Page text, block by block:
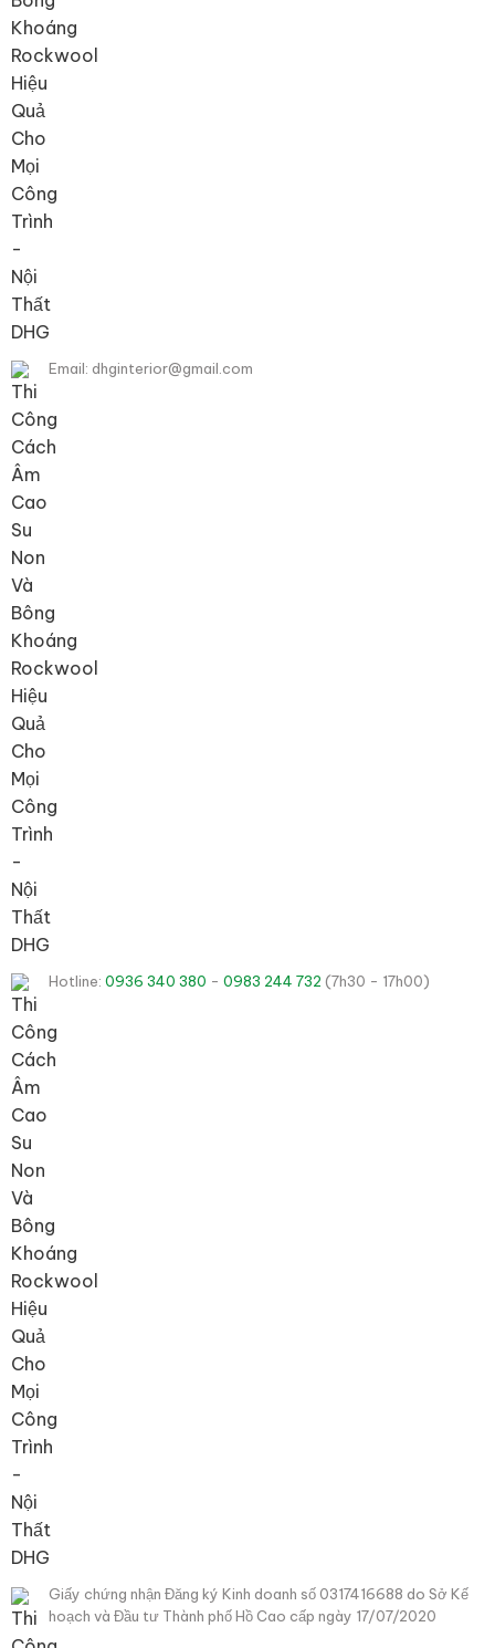
Email: dhginterior@gmail.com
Hotline: 0936 340 380 - 0983 244 732 (7h30 - 17h00)
Giấy chứng nhận Đăng ký Kinh doanh số 0317416688 do Sở Kế
hoạch và Đầu tư Thành phố Hồ Cao cấp ngày 17/07/2020